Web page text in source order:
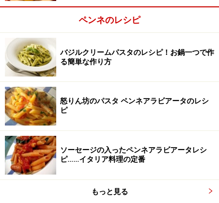
2
トマトの水煮缶を加える
1にトマトの水煮缶を加え、木べらでトマトを潰すよう
にする。鍋にトマトの水煮缶を入れるとはねることがあ
るので注意。
ペンネのレシピ
バジルクリームパスタのレシピ！お鍋一つで作
る簡単な作り方
怒りん坊のパスタ ペンネアラビアータのレシ
ピ
ソーセージの入ったペンネアラビアータレシ
ピ……イタリア料理の定番
もっと見る